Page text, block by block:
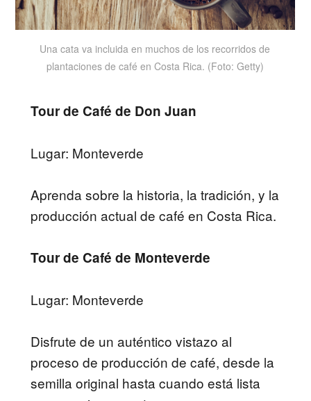
Una cata va incluida en muchos de los recorridos de
plantaciones de café en Costa Rica. (Foto: Getty)
Tour de Café de Don Juan
Lugar: Monteverde
Aprenda sobre la historia, la tradición, y la
producción actual de café en Costa Rica.
Tour de Café de Monteverde
Lugar: Monteverde
Disfrute de un auténtico vistazo al
proceso de producción de café, desde la
semilla original hasta cuando está lista